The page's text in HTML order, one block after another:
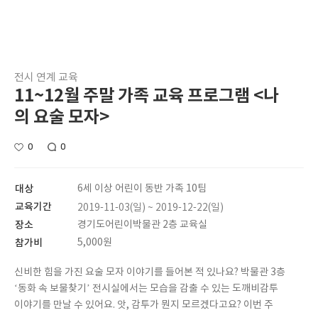
전시 연계 교육
11~12월 주말 가족 교육 프로그램 <나
의 요술 모자>
0 0
대상 6세 이상 어린이 동반 가족 10팀
교육기간 2019-11-03(일) ~ 2019-12-22(일)
장소 경기도어린이박물관 2층 교육실
참가비 5,000원
신비한 힘을 가진 요술 모자 이야기를 들어본 적 있나요? 박물관 3층
‘동화 속 보물찾기’ 전시실에서는 모습을 감출 수 있는 도깨비감투
이야기를 만날 수 있어요. 앗, 감투가 뭔지 모르겠다고요? 이번 주